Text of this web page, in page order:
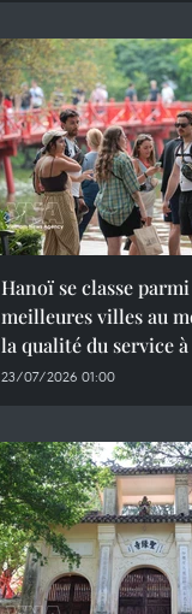
Hanoï se classe parmi
meilleures villes au
la qualité du service
23/07/2026 01:00